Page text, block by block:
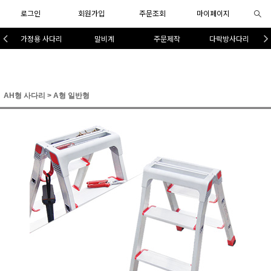
로그인 회원가입 주문조회 마이페이지
가정용 사다리 말비계 주문제작 다락방사다리
AH형 사다리 > A형 일반형